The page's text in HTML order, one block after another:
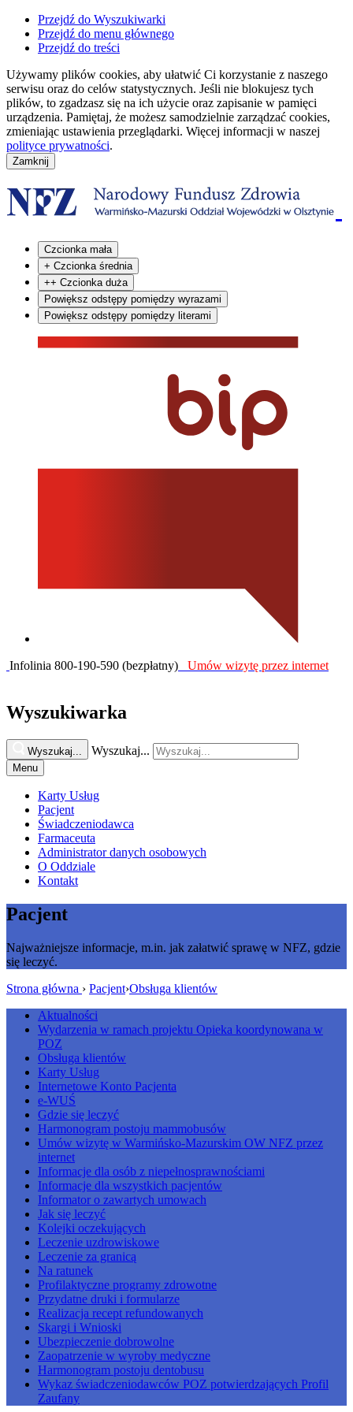
Przejdź do Wyszukiwarki
Przejdź do menu głównego
Przejdź do treści
Używamy plików cookies, aby ułatwić Ci korzystanie z naszego
serwisu oraz do celów statystycznych. Jeśli nie blokujesz tych
plików, to zgadzasz się na ich użycie oraz zapisanie w pamięci
urządzenia. Pamiętaj, że możesz samodzielnie zarządzać cookies,
zmieniając ustawienia przeglądarki. Więcej informacji w naszej
polityce prywatności.
Czcionka mała
+ Czcionka średnia
++ Czcionka duża
Powiększ odstępy pomiędzy wyrazami
Powiększ odstępy pomiędzy literami
Infolinia 800-190-590 (bezpłatny) Umów wizytę przez internet
Wyszukiwarka
Wyszukaj... Wyszukaj...
Menu
Karty Usług
Pacjent
Świadczeniodawca
Farmaceuta
Administrator danych osobowych
O Oddziale
Kontakt
Pacjent
Najważniejsze informacje, m.in. jak załatwić sprawę w NFZ, gdzie
się leczyć.
Strona główna › Pacjent›Obsługa klientów
Aktualności
Wydarzenia w ramach projektu Opieka koordynowana w
POZ
Obsługa klientów
Karty Usług
Internetowe Konto Pacjenta
e-WUŚ
Gdzie się leczyć
Harmonogram postoju mammobusów
Umów wizytę w Warmińsko-Mazurskim OW NFZ przez
internet
Informacje dla osób z niepełnosprawnościami
Informacje dla wszystkich pacjentów
Informator o zawartych umowach
Jak się leczyć
Kolejki oczekujących
Leczenie uzdrowiskowe
Leczenie za granicą
Na ratunek
Profilaktyczne programy zdrowotne
Przydatne druki i formularze
Realizacja recept refundowanych
Skargi i Wnioski
Ubezpieczenie dobrowolne
Zaopatrzenie w wyroby medyczne
Harmonogram postoju dentobusu
Wykaz świadczeniodawców POZ potwierdzających Profil
Zaufany